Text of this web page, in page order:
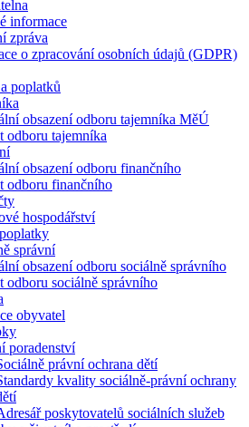
informace
zpráva
o zpracování osobních údajů (GDPR)
poplatků
obsazení odboru tajemníka MěÚ
odboru tajemníka
obsazení odboru finančního
odboru finančního
hospodářství
správní
obsazení odboru sociálně správního
odboru sociálně správního
obyvatel
poradenství
právní ochrana dětí
kvality sociálně-právní ochrany
poskytovatelů sociálních služeb